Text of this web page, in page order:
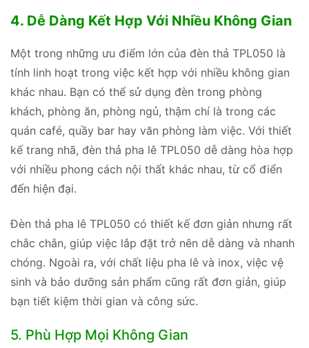
4. Dễ Dàng Kết Hợp Với Nhiều Không Gian
Một trong những ưu điểm lớn của đèn thả TPL050 là
tính linh hoạt trong việc kết hợp với nhiều không gian
khác nhau. Bạn có thể sử dụng đèn trong phòng
khách, phòng ăn, phòng ngủ, thậm chí là trong các
quán café, quầy bar hay văn phòng làm việc. Với thiết
kế trang nhã, đèn thả pha lê TPL050 dễ dàng hòa hợp
với nhiều phong cách nội thất khác nhau, từ cổ điển
đến hiện đại.
Đèn thả pha lê TPL050 có thiết kế đơn giản nhưng rất
chắc chắn, giúp việc lắp đặt trở nên dễ dàng và nhanh
chóng. Ngoài ra, với chất liệu pha lê và inox, việc vệ
sinh và bảo dưỡng sản phẩm cũng rất đơn giản, giúp
bạn tiết kiệm thời gian và công sức.
5. Phù Hợp Mọi Không Gian